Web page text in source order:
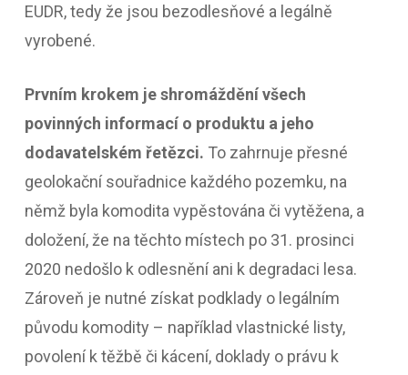
EUDR, tedy že jsou bezodlesňové a legálně
vyrobené.
Prvním krokem je shromáždění všech
povinných informací o produktu a jeho
dodavatelském řetězci. To zahrnuje přesné
geolokační souřadnice každého pozemku, na
němž byla komodita vypěstována či vytěžena, a
doložení, že na těchto místech po 31. prosinci
2020 nedošlo k odlesnění ani k degradaci lesa.
Zároveň je nutné získat podklady o legálním
původu komodity – například vlastnické listy,
povolení k těžbě či kácení, doklady o právu k